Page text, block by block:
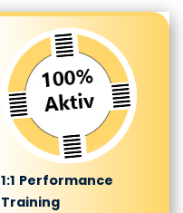
1:1 Performance
Training